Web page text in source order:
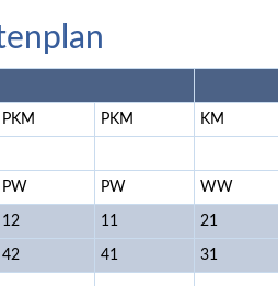
PKM PKM KM
PW PW WW
12 11 21
42 41 31